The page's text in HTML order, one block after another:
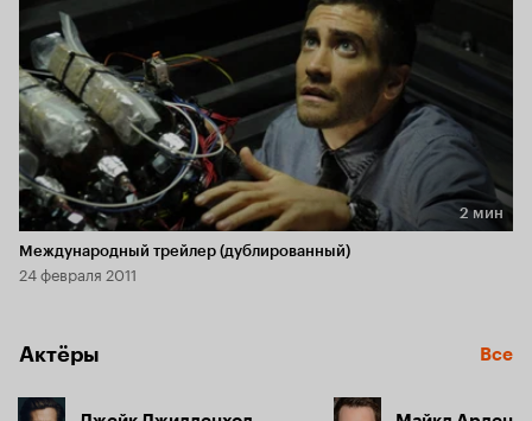
Длительность 2 мин
2 мин
Международный трейлер (дублированный)
24 февраля 2011
Актёры Все